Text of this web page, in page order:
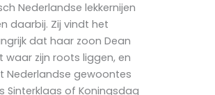
Nederlandse lekkernijen
daarbij. Zij vindt het
dat haar zoon Dean
waar zijn roots liggen, en
Nederlandse gewoontes
Sinterklaas of Koningsdag